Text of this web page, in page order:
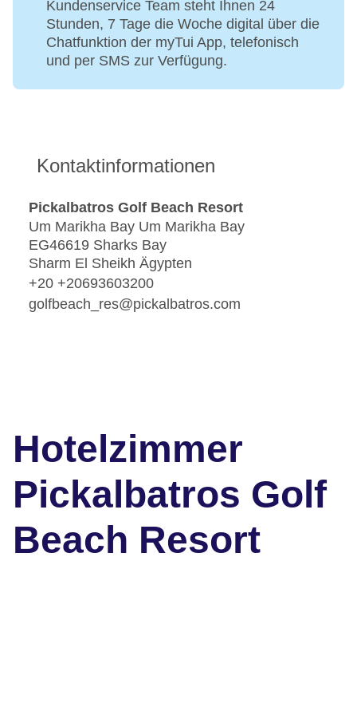
Kundenservice Team steht Ihnen 24
Stunden, 7 Tage die Woche digital über die
Chatfunktion der myTui App, telefonisch
und per SMS zur Verfügung.
Kontaktinformationen
Pickalbatros Golf Beach Resort
Um Marikha Bay Um Marikha Bay
EG46619 Sharks Bay
Sharm El Sheikh Ägypten
+20 +20693603200
golfbeach_res@pickalbatros.com
Hotelzimmer
Pickalbatros Golf
Beach Resort